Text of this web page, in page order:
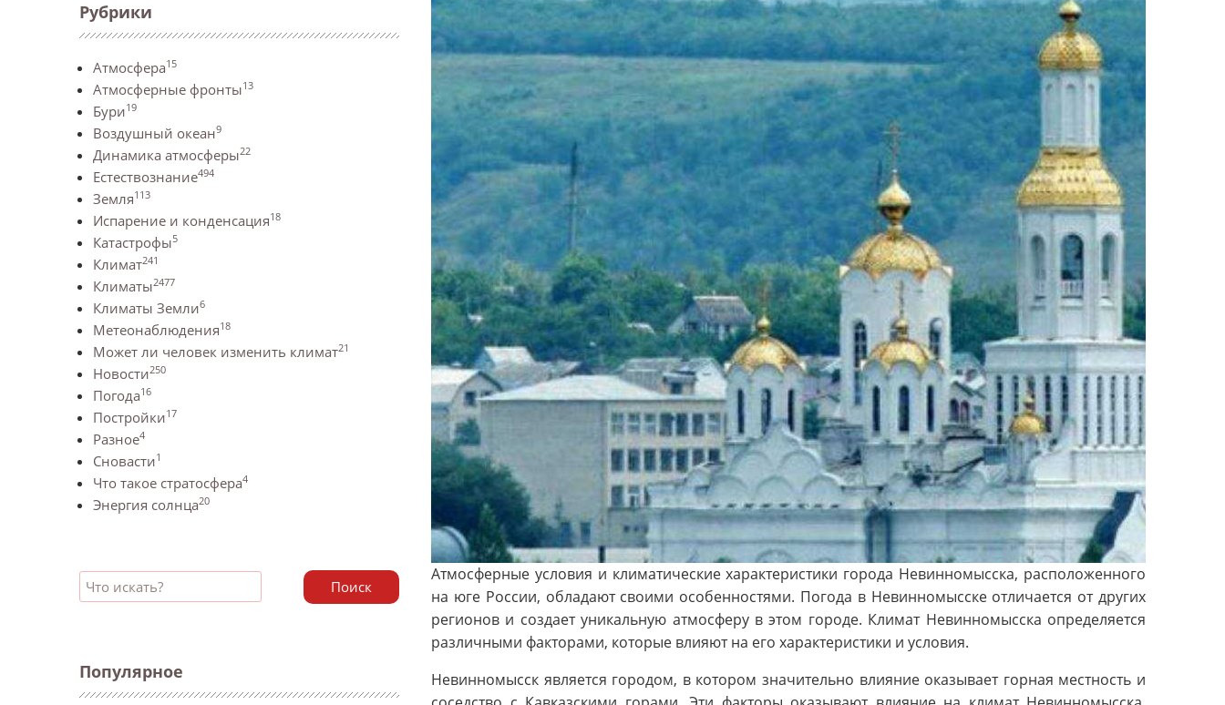
Рубрики
Атмосфера15
Атмосферные фронты13
Бури19
Воздушный океан9
Динамика атмосферы22
Естествознание494
Земля113
Испарение и конденсация18
Катастрофы5
Климат241
Климаты2477
Климаты Земли6
Метеонаблюдения18
Может ли человек изменить климат21
Новости250
Погода16
Постройки17
Разное4
Сновасти1
Что такое стратосфера4
Энергия солнца20
Поиск
Популярное
Атмосферные условия и климатические характеристики города Невинномысска, расположенного
на юге России, обладают своими особенностями. Погода в Невинномысске отличается от других
регионов и создает уникальную атмосферу в этом городе. Климат Невинномысска определяется
различными факторами, которые влияют на его характеристики и условия.
Невинномысск является городом, в котором значительно влияние оказывает горная местность и